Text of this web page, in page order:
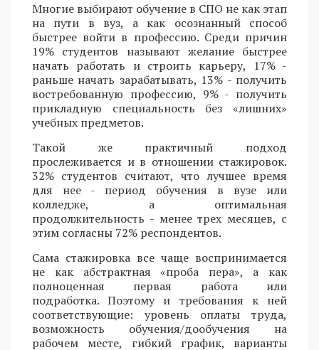
Многие выбирают обучение в СПО не как этап
на пути в вуз, а как осознанный способ
быстрее войти в профессию. Среди причин
19% студентов называют желание быстрее
начать работать и строить карьеру, 17% -
раньше начать зарабатывать, 13% - получить
востребованную профессию, 9% - получить
прикладную специальность без «лишних»
учебных предметов.
Такой же практичный подход
прослеживается и в отношении стажировок.
32% студентов считают, что лучшее время
для нее - период обучения в вузе или
колледже, а оптимальная
продолжительность - менее трех месяцев, с
этим согласны 72% респондентов.
Сама стажировка все чаще воспринимается
не как абстрактная «проба пера», а как
полноценная первая работа или
подработка. Поэтому и требования к ней
соответствующие: уровень оплаты труда,
возможность обучения/дообучения на
рабочем месте, гибкий график, варианты